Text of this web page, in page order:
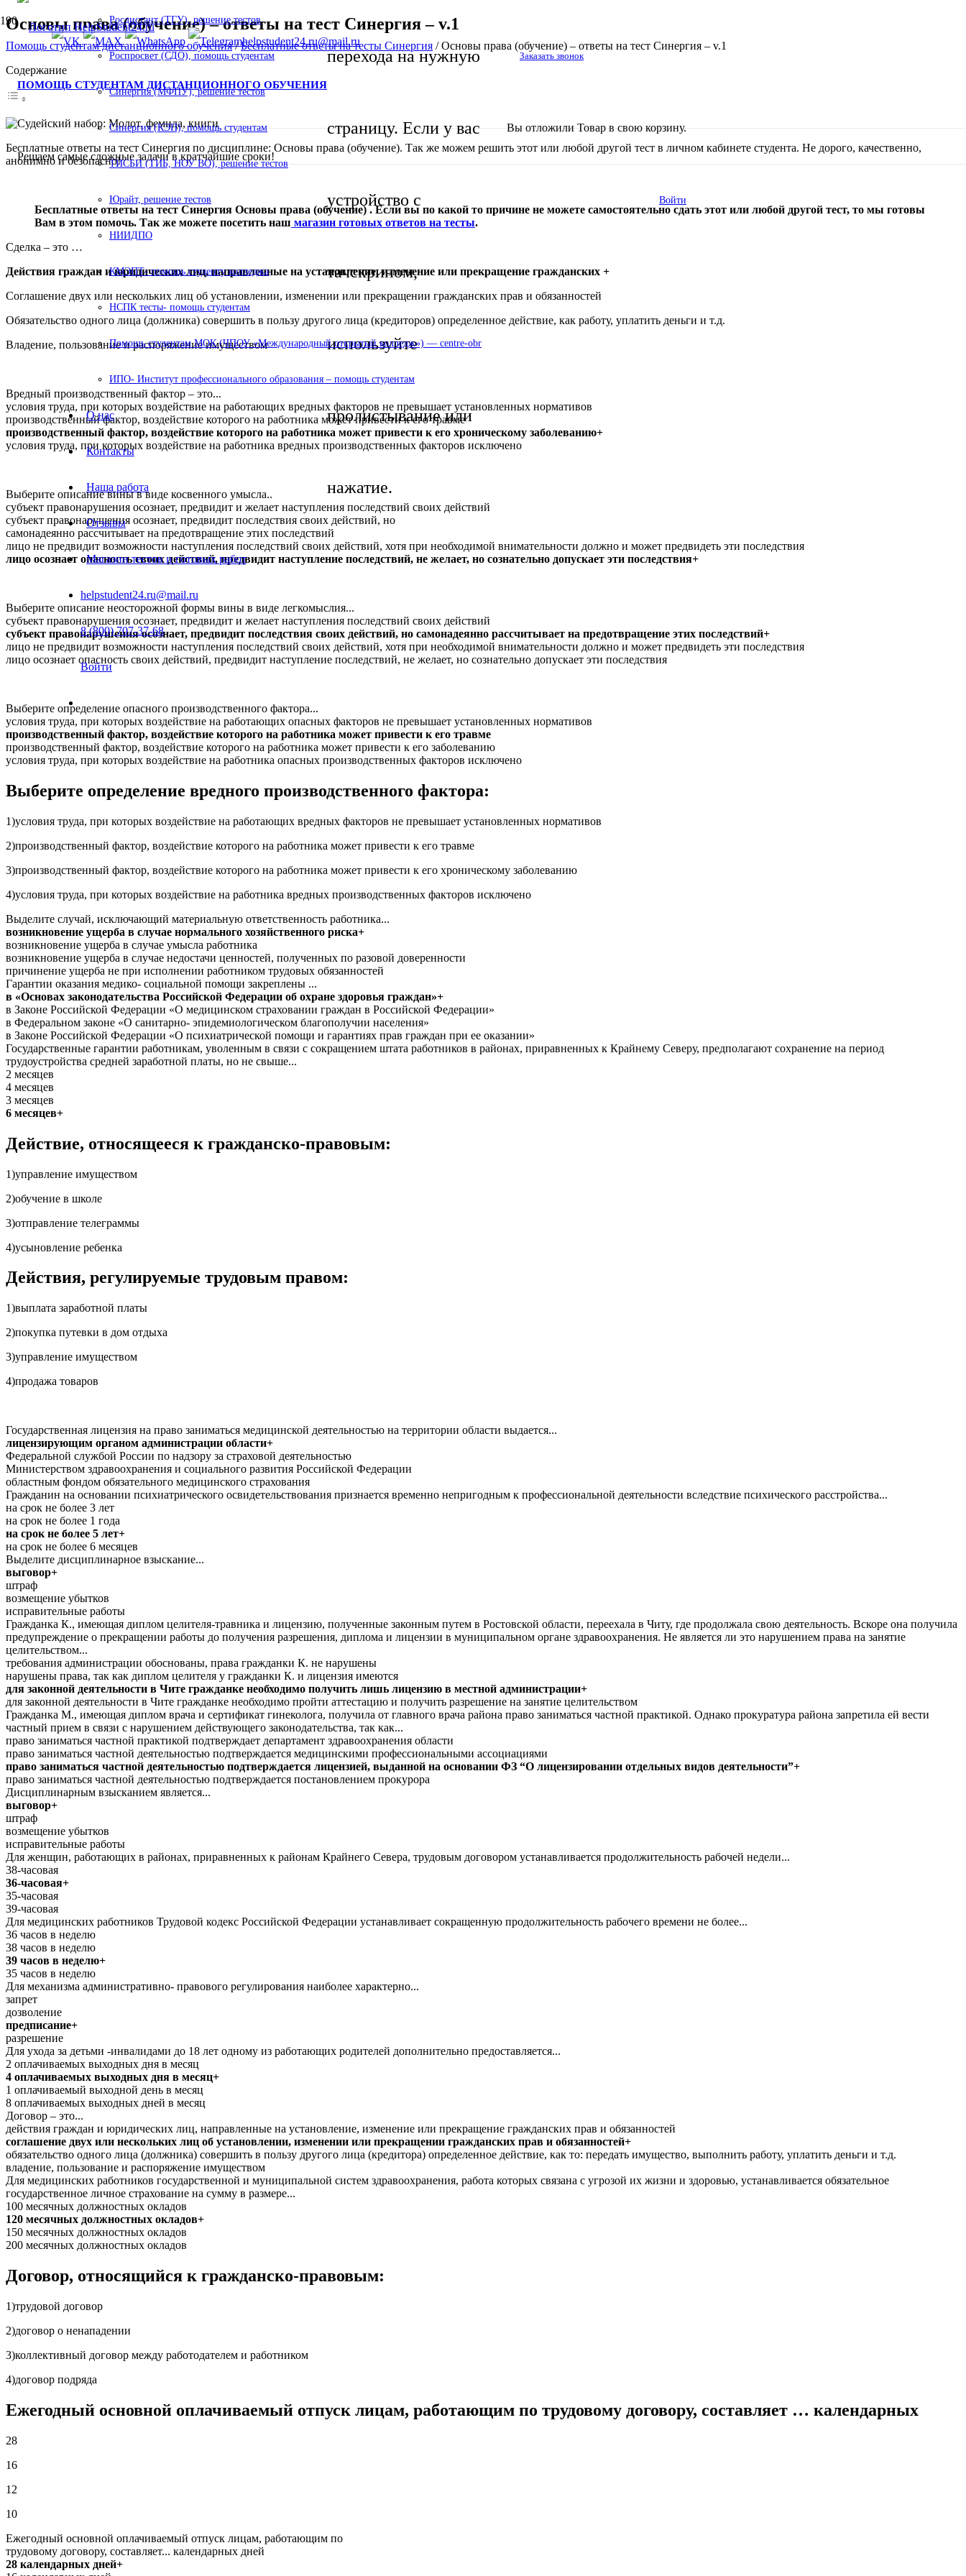
helpstudent24.ru@mail.ru
ПОМОЩЬ СТУДЕНТАМ ДИСТАНЦИОННОГО ОБУЧЕНИЯ
Решаем самые сложные задачи в кратчайшие сроки!
перехода на нужную
страницу. Если у вас
устройство с
тачскрином,
используйте
пролистывание или
нажатие.
Заказать звонок
Вы отложили Товар в свою корзину.
Войти
Росдистант (ТГУ), решение тестов
Роспросвет (СДО), помощь студентам
Синергия (МФПУ), решение тестов
Синергия (КЭП), помощь студентам
ТИСБИ (ТИБ, НОУ ВО), решение тестов
Юрайт, решение тестов
НИИДПО
КМЭПТ- помощь студенту колледжа
НСПК тесты- помощь студентам
Помощь студентам МОК (ЧПОУ «Международный открытый колледж») — centre-obr
ИПО- Институт профессионального образования – помощь студентам
О нас
Контакты
Наша работа
Отзывы
Магазин тестов и готовых работ
helpstudent24.ru@mail.ru
8 (800) 707-37-68
Войти
Основы права (обучение) – ответы на тест Синергия – v.1
Помощь студентам дистанционного обучения/Бесплатные ответы на тесты Синергия /Основы права (обучение) – ответы на тест Синергия – v.1
Содержание
Бесплатные ответы на тест Синергия по дисциплине: Основы права (обучение). Так же можем решить этот или любой другой тест в личном кабинете студента. Не дорого, качественно,
анонимно и безопасно!
Бесплатные ответы на тест Синергия Основы права (обучение) . Если вы по какой то причине не можете самостоятельно сдать этот или любой другой тест, то мы готовы
Вам в этом помочь. Так же можете посетить наш магазин готовых ответов на тесты.
Сделка – это …
Действия граждан и юридических лиц, направленные на установление, изменение или прекращение гражданских +
Соглашение двух или нескольких лиц об установлении, изменении или прекращении гражданских прав и обязанностей
Обязательство одного лица (должника) совершить в пользу другого лица (кредиторов) определенное действие, как работу, уплатить деньги и т.д.
Владение, пользование и распоряжение имуществом
Вредный производственный фактор – это...
условия труда, при которых воздействие на работающих вредных факторов не превышает установленных нормативов
производственный фактор, воздействие которого на работника может привести к его травме
производственный фактор, воздействие которого на работника может привести к его хроническому заболеванию+
условия труда, при которых воздействие на работника вредных производственных факторов исключено
Выберите описание вины в виде косвенного умысла..
субъект правонарушения осознает, предвидит и желает наступления последствий своих действий
субъект правонарушения осознает, предвидит последствия своих действий, но
самонадеянно рассчитывает на предотвращение этих последствий
лицо не предвидит возможности наступления последствий своих действий, хотя при необходимой внимательности должно и может предвидеть эти последствия
лицо осознает опасность своих действий, предвидит наступление последствий, не желает, но сознательно допускает эти последствия+
Выберите описание неосторожной формы вины в виде легкомыслия...
субъект правонарушения осознает, предвидит и желает наступления последствий своих действий
субъект правонарушения осознает, предвидит последствия своих действий, но самонадеянно рассчитывает на предотвращение этих последствий+
лицо не предвидит возможности наступления последствий своих действий, хотя при необходимой внимательности должно и может предвидеть эти последствия
лицо осознает опасность своих действий, предвидит наступление последствий, не желает, но сознательно допускает эти последствия
Выберите определение опасного производственного фактора...
условия труда, при которых воздействие на работающих опасных факторов не превышает установленных нормативов
производственный фактор, воздействие которого на работника может привести к его травме
производственный фактор, воздействие которого на работника может привести к его заболеванию
условия труда, при которых воздействие на работника опасных производственных факторов исключено
Выберите определение вредного производственного фактора:
1)условия труда, при которых воздействие на работающих вредных факторов не превышает установленных нормативов
2)производственный фактор, воздействие которого на работника может привести к его травме
3)производственный фактор, воздействие которого на работника может привести к его хроническому заболеванию
4)условия труда, при которых воздействие на работника вредных производственных факторов исключено
Выделите случай, исключающий материальную ответственность работника...
возникновение ущерба в случае нормального хозяйственного риска+
возникновение ущерба в случае умысла работника
возникновение ущерба в случае недостачи ценностей, полученных по разовой доверенности
причинение ущерба не при исполнении работником трудовых обязанностей
Гарантии оказания медико- социальной помощи закреплены ...
в «Основах законодательства Российской Федерации об охране здоровья граждан»+
в Законе Российской Федерации «О медицинском страховании граждан в Российской Федерации»
в Федеральном законе «О санитарно- эпидемиологическом благополучии населения»
в Законе Российской Федерации «О психиатрической помощи и гарантиях прав граждан при ее оказании»
Государственные гарантии работникам, уволенным в связи с сокращением штата работников в районах, приравненных к Крайнему Северу, предполагают сохранение на период
трудоустройства средней заработной платы, но не свыше...
2 месяцев
4 месяцев
3 месяцев
6 месяцев+
Действие, относящееся к гражданско-правовым:
1)управление имуществом
2)обучение в школе
3)отправление телеграммы
4)усыновление ребенка
Действия, регулируемые трудовым правом:
1)выплата заработной платы
2)покупка путевки в дом отдыха
3)управление имуществом
4)продажа товаров
Государственная лицензия на право заниматься медицинской деятельностью на территории области выдается...
лицензирующим органом администрации области+
Федеральной службой России по надзору за страховой деятельностью
Министерством здравоохранения и социального развития Российской Федерации
областным фондом обязательного медицинского страхования
Гражданин на основании психиатрического освидетельствования признается временно непригодным к профессиональной деятельности вследствие психического расстройства...
на срок не более 3 лет
на срок не более 1 года
на срок не более 5 лет+
на срок не более 6 месяцев
Выделите дисциплинарное взыскание...
выговор+
штраф
возмещение убытков
исправительные работы
Гражданка К., имеющая диплом целителя-травника и лицензию, полученные законным путем в Ростовской области, переехала в Читу, где продолжала свою деятельность. Вскоре она получила
предупреждение о прекращении работы до получения разрешения, диплома и лицензии в муниципальном органе здравоохранения. Не является ли это нарушением права на занятие
целительством...
требования администрации обоснованы, права гражданки К. не нарушены
нарушены права, так как диплом целителя у гражданки К. и лицензия имеются
для законной деятельности в Чите гражданке необходимо получить лишь лицензию в местной администрации+
для законной деятельности в Чите гражданке необходимо пройти аттестацию и получить разрешение на занятие целительством
Гражданка М., имеющая диплом врача и сертификат гинеколога, получила от главного врача района право заниматься частной практикой. Однако прокуратура района запретила ей вести
частный прием в связи с нарушением действующего законодательства, так как...
право заниматься частной практикой подтверждает департамент здравоохранения области
право заниматься частной деятельностью подтверждается медицинскими профессиональными ассоциациями
право заниматься частной деятельностью подтверждается лицензией, выданной на основании ФЗ “О лицензировании отдельных видов деятельности”+
право заниматься частной деятельностью подтверждается постановлением прокурора
Дисциплинарным взысканием является...
выговор+
штраф
возмещение убытков
исправительные работы
Для женщин, работающих в районах, приравненных к районам Крайнего Севера, трудовым договором устанавливается продолжительность рабочей недели...
38-часовая
36-часовая+
35-часовая
39-часовая
Для медицинских работников Трудовой кодекс Российской Федерации устанавливает сокращенную продолжительность рабочего времени не более...
36 часов в неделю
38 часов в неделю
39 часов в неделю+
35 часов в неделю
Для механизма административно- правового регулирования наиболее характерно...
запрет
дозволение
предписание+
разрешение
Для ухода за детьми -инвалидами до 18 лет одному из работающих родителей дополнительно предоставляется...
2 оплачиваемых выходных дня в месяц
4 оплачиваемых выходных дня в месяц+
1 оплачиваемый выходной день в месяц
8 оплачиваемых выходных дней в месяц
Договор – это...
действия граждан и юридических лиц, направленные на установление, изменение или прекращение гражданских прав и обязанностей
соглашение двух или нескольких лиц об установлении, изменении или прекращении гражданских прав и обязанностей+
обязательство одного лица (должника) совершить в пользу другого лица (кредитора) определенное действие, как то: передать имущество, выполнить работу, уплатить деньги и т.д.
владение, пользование и распоряжение имуществом
Для медицинских работников государственной и муниципальной систем здравоохранения, работа которых связана с угрозой их жизни и здоровью, устанавливается обязательное
государственное личное страхование на сумму в размере...
100 месячных должностных окладов
120 месячных должностных окладов+
150 месячных должностных окладов
200 месячных должностных окладов
Договор, относящийся к гражданско-правовым:
1)трудовой договор
2)договор о ненападении
3)коллективный договор между работодателем и работником
4)договор подряда
Ежегодный основной оплачиваемый отпуск лицам, работающим по трудовому договору, составляет … календарных
28
16
12
10
Ежегодный основной оплачиваемый отпуск лицам, работающим по
трудовому договору, составляет... календарных дней
28 календарных дней+